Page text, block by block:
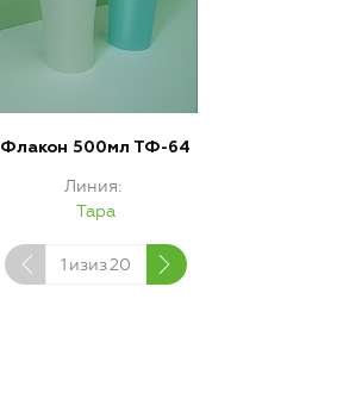
Флакон 500мл ТФ-64
Линия
Тара
1 изиз20